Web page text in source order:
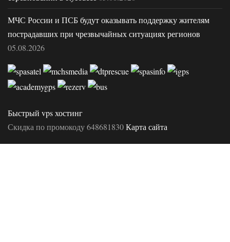
МЧС России и ПСБ будут оказывать поддержку жителям
пострадавших при чрезвычайных ситуациях регионов
05.08.2026
Быстрый vps хостинг
Скидка по промокоду 648681830Карта сайта